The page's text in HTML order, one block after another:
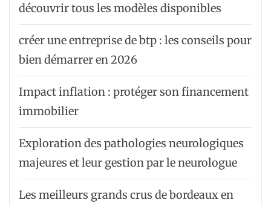
découvrir tous les modèles disponibles
créer une entreprise de btp : les conseils pour
bien démarrer en 2026
Impact inflation : protéger son financement
immobilier
Exploration des pathologies neurologiques
majeures et leur gestion par le neurologue
Les meilleurs grands crus de bordeaux en